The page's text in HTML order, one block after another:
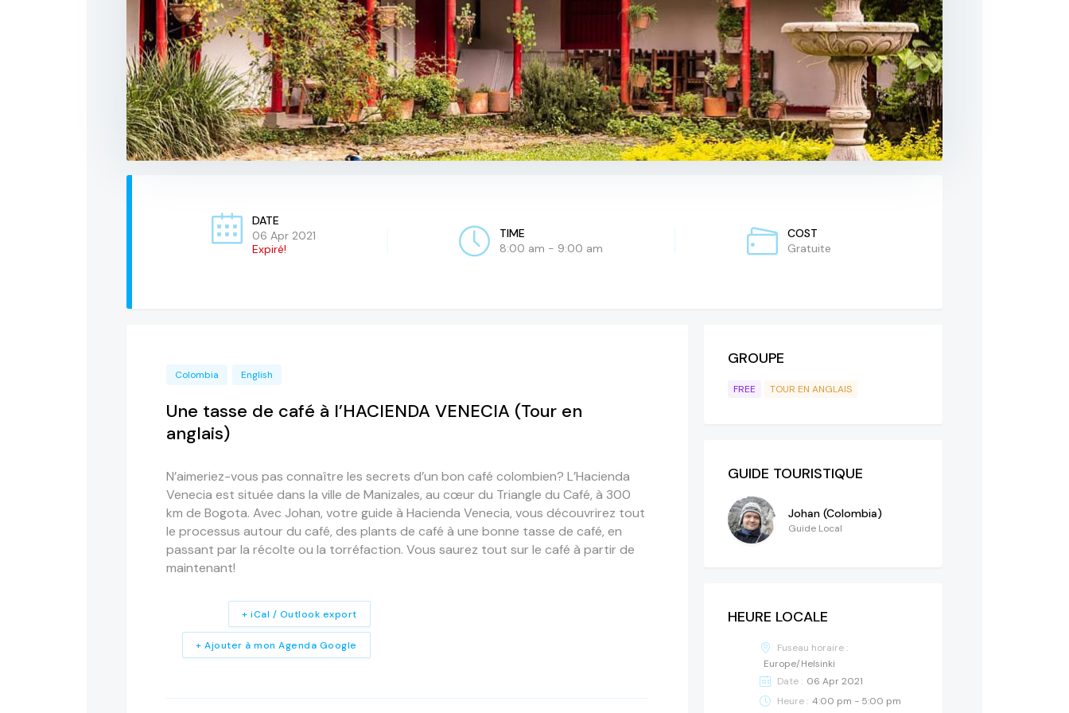
DATE
06 Apr 2021
Expiré!
TIME
8:00 am - 9:00 am
COST
Gratuite
Colombia English
Une tasse de café à l’HACIENDA VENECIA (Tour en
anglais)
N’aimeriez-vous pas connaître les secrets d’un bon café colombien? L’Hacienda
Venecia est située dans la ville de Manizales, au cœur du Triangle du Café, à 300
km de Bogota. Avec Johan, votre guide à Hacienda Venecia, vous découvrirez tout
le processus autour du café, des plants de café à une bonne tasse de café, en
passant par la récolte ou la torréfaction. Vous saurez tout sur le café à partir de
maintenant!
+ Ajouter à mon Agenda Google
+ iCal / Outlook export
GROUPE
FREE TOUR EN ANGLAIS
GUIDE TOURISTIQUE
Johan (Colombia)
Guide Local
HEURE LOCALE
Fuseau horaire :
Europe/Helsinki
Date : 06 Apr 2021
Heure : 4:00 pm - 5:00 pm